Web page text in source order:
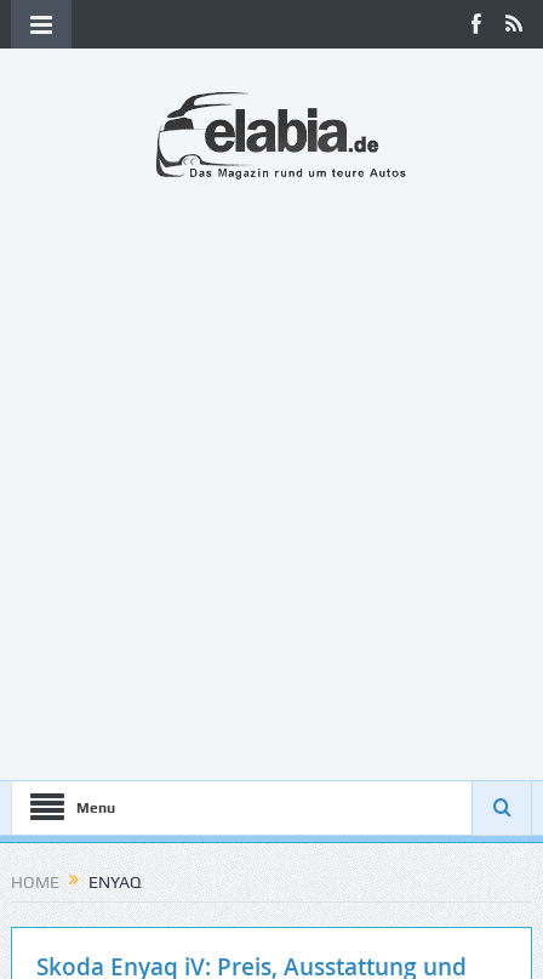
Menu
HOME ENYAQ
Skoda Enyaq iV: Preis, Ausstattung und